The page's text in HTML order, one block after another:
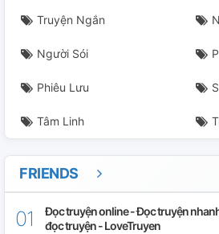
Truyện Ngắn
Người Sói
Phiêu Lưu
Tâm Linh
FRIENDS
Đọc truyện online - Đọc truyện
đọc truyện - LoveTruyen